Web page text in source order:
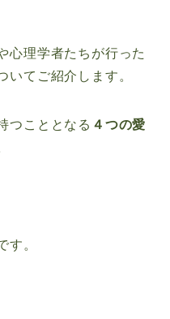
心理学者たちが行った
いてご紹介します。
つこととなる ４つの愛
す。